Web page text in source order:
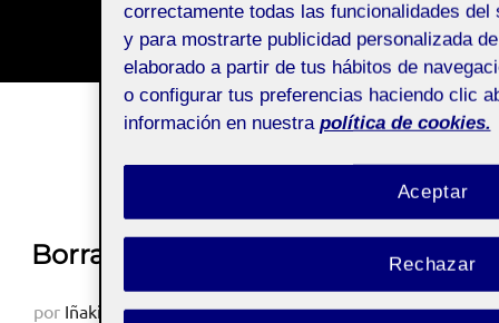
Scroll
abajo
Últimas entradas
Borrador del Storyboard
por Iñaki Dominguez Achalandabaso
Publicado
30 mayo, 2022
correctamente todas las funcionalidades
y para mostrarte publicidad personalizada
elaborado a partir de tus hábitos de
o configurar tus preferencias haciendo clic
información en nuestra política de cookies.
Rechazar
Aceptar